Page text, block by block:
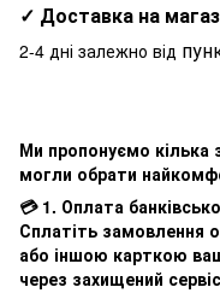
✓ Доставка на
2-4 дні залежно від
Ми пропонуємо кілька
могли обрати
💳 1. Оплата
Сплатіть замовлення
або іншою карткою
через захищений